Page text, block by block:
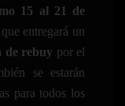
15 al 21 de
que entregará un
de rebuy por el
se estarán
para todos los